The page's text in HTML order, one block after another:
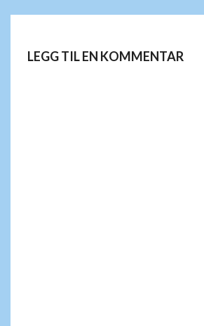
LEGG TIL EN KOMMENTAR